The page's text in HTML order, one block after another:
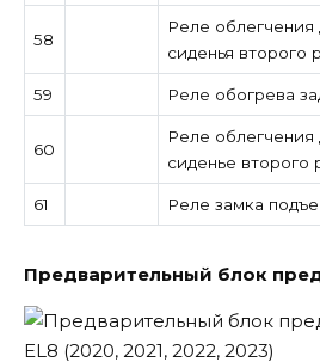
58
Реле облегчения
сиденья второго
59 Реле обогрева
60
Реле облегчения
сиденье второго
61 Реле замка
Предварительный блок